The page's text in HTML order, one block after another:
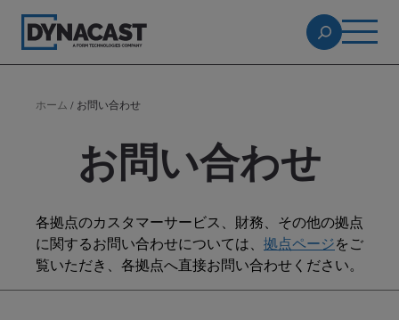
ホーム / お問い合わせ
お問い合わせ
各拠点のカスタマーサービス、財務、その他の拠点
に関するお問い合わせについては、 拠点ページをご
覧いただき、各拠点へ直接お問い合わせください。